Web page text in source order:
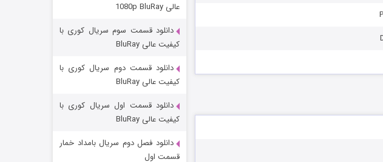
مردگان متحرک: شهر مرده ۳
عالی 1080p BluRay
دانلود قسمت سوم سریال کوری با
کیفیت عالی BluRay
دانلود قسمت دوم سریال کوری با
کیفیت عالی BluRay
دانلود قسمت اول سریال کوری با
کیفیت عالی BluRay
دانلود فصل دوم سریال بامداد خمار
قسمت اول